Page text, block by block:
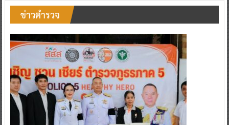
ข่าวตำรวจ